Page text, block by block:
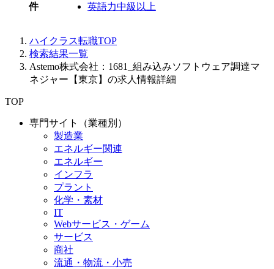
件
英語力中級以上
ハイクラス転職TOP
検索結果一覧
Astemo株式会社：1681_組み込みソフトウェア調達マ
ネジャー【東京】の求人情報詳細
TOP
専門サイト（業種別）
製造業
エネルギー関連
エネルギー
インフラ
プラント
化学・素材
IT
Webサービス・ゲーム
サービス
商社
流通・物流・小売